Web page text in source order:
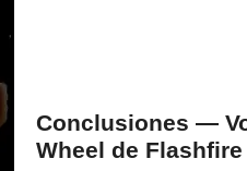
Conclusiones —
Wheel de Flashfire